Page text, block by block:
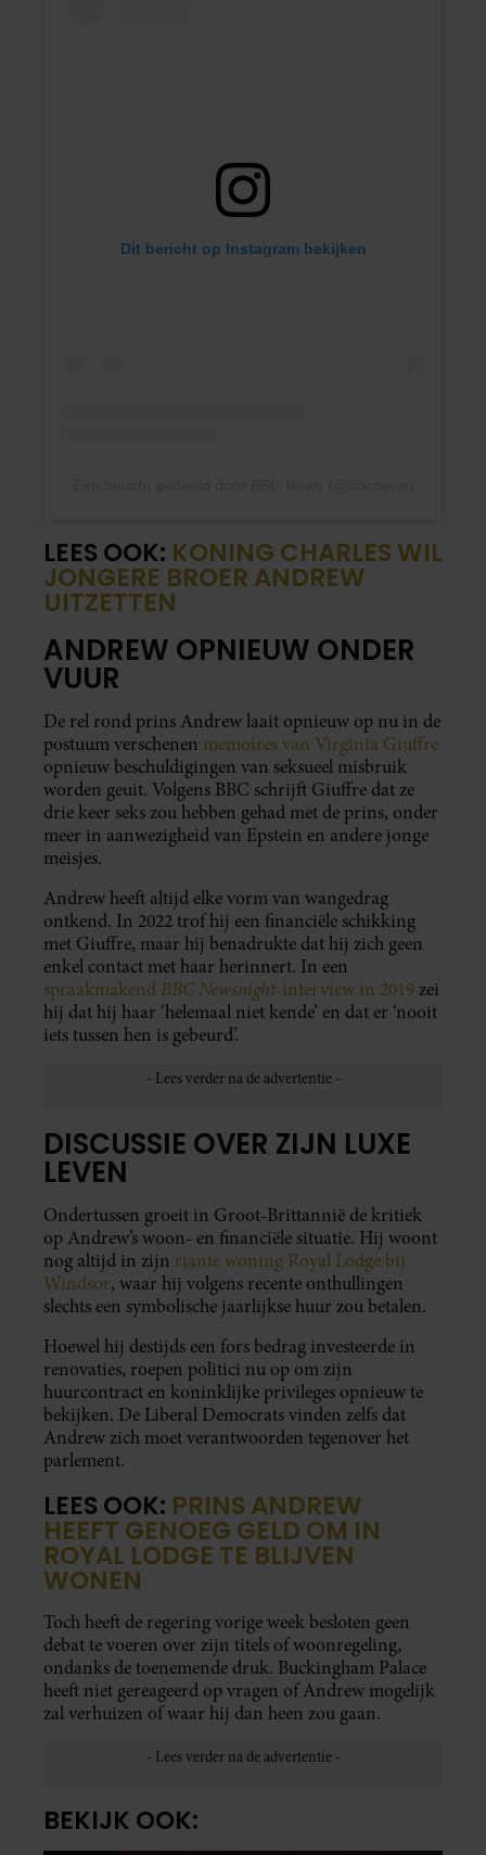
Dit bericht op Instagram bekijken
LEES OOK: KONING CHARLES WIL
JONGERE BROER ANDREW
UITZETTEN
ANDREW OPNIEUW ONDER
VUUR
De rel rond prins Andrew laait opnieuw op nu in de
postuum verschenen memoires van Virginia Giuffre
opnieuw beschuldigingen van seksueel misbruik
worden geuit. Volgens BBC schrijft Giuffre dat ze
drie keer seks zou hebben gehad met de prins, onder
meer in aanwezigheid van Epstein en andere jonge
meisjes.
Andrew heeft altijd elke vorm van wangedrag
ontkend. In 2022 trof hij een financiële schikking
met Giuffre, maar hij benadrukte dat hij zich geen
enkel contact met haar herinnert. In een
spraakmakend BBC Newsnight-interview in 2019 zei
hij dat hij haar ‘helemaal niet kende’ en dat er ‘nooit
iets tussen hen is gebeurd’.
DISCUSSIE OVER ZIJN LUXE
LEVEN
Ondertussen groeit in Groot-Brittannië de kritiek
op Andrew’s woon- en financiële situatie. Hij woont
nog altijd in zijn riante woning Royal Lodge bij
Windsor, waar hij volgens recente onthullingen
slechts een symbolische jaarlijkse huur zou betalen.
Hoewel hij destijds een fors bedrag investeerde in
renovaties, roepen politici nu op om zijn
huurcontract en koninklijke privileges opnieuw te
bekijken. De Liberal Democrats vinden zelfs dat
Andrew zich moet verantwoorden tegenover het
parlement.
LEES OOK: PRINS ANDREW
HEEFT GENOEG GELD OM IN
ROYAL LODGE TE BLIJVEN
WONEN
Toch heeft de regering vorige week besloten geen
debat te voeren over zijn titels of woonregeling,
ondanks de toenemende druk. Buckingham Palace
heeft niet gereageerd op vragen of Andrew mogelijk
zal verhuizen of waar hij dan heen zou gaan.
BEKIJK OOK: